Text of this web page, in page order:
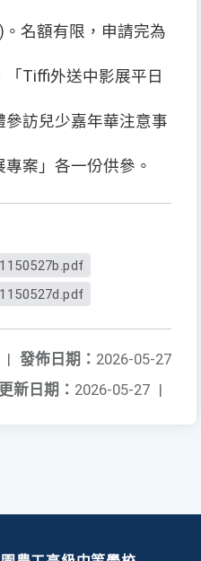
名額有限，申請完為
Tiffi外送中影展平日
訪兒少嘉年華注意事
專案」各一份供參。
1150527b.pdf
1150527d.pdf
發佈日期： 2026-05-27
|
新日期： 2026-05-27 |